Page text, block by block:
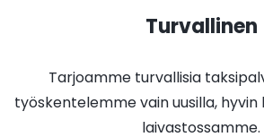
Turvallinen
Tarjoamme turvallisia
työskentelemme vain uusilla,
laivastossamme.